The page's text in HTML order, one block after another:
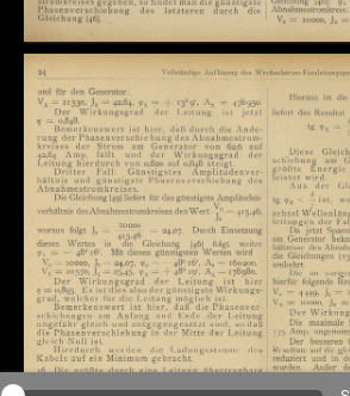
Na stronie wykorzystywane są
podobne rozwiązania. Aby poznać
się zpolityką prywatności.